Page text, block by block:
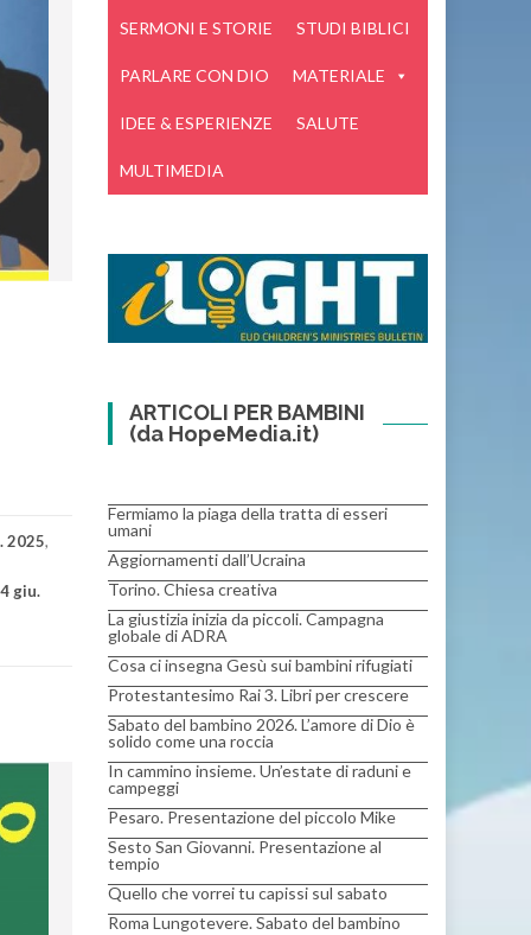
2025,
giu.
SERMONI E STORIE STUDI BIBLICI
PARLARE CON DIO MATERIALE
IDEE & ESPERIENZE SALUTE
MULTIMEDIA
ARTICOLI PER BAMBINI
(da HopeMedia.it)
Fermiamo la piaga della tratta di esseri
umani
Aggiornamenti dall’Ucraina
Torino. Chiesa creativa
La giustizia inizia da piccoli. Campagna
globale di ADRA
Cosa ci insegna Gesù sui bambini rifugiati
Protestantesimo Rai 3. Libri per crescere
Sabato del bambino 2026. L’amore di Dio è
solido come una roccia
In cammino insieme. Un’estate di raduni e
campeggi
Pesaro. Presentazione del piccolo Mike
Sesto San Giovanni. Presentazione al
tempio
Quello che vorrei tu capissi sul sabato
Roma Lungotevere. Sabato del bambino